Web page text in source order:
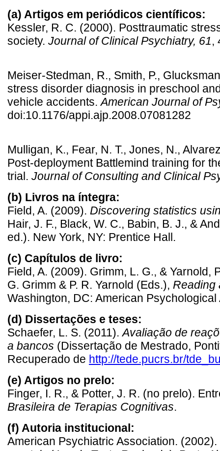
(a) Artigos em periódicos científicos:
Kessler, R. C. (2000). Posttraumatic
society. Journal of Clinical Psychiatry, 61,
Meiser-Stedman, R., Smith, P.,
stress disorder diagnosis in preschool
vehicle accidents.American Journal of
doi:10.1176/appi.ajp.2008.07081282
Mulligan, K., Fear, N. T., Jones, N.,
Post-deployment Battlemind training for
trial. Journal of Consulting and Clinical
(b) Livros na íntegra:
Field, A. (2009). Discovering statistics
Hair, J. F., Black, W. C., Babin, B. J., &
ed.). New York, NY: Prentice Hall.
(c) Capítulos de livro:
Field, A. (2009). Grimm, L. G., & Yarnold,
G. Grimm & P. R. Yarnold (Eds.), Reading
Washington, DC: American Psychological
(d) Dissertações e teses:
Schaefer, L. S. (2011).Avaliação de
a bancos (Dissertação de Mestrado,
Recuperado de http://tede.pucrs.br/
(e) Artigos no prelo:
Finger, I. R., & Potter, J. R. (no prelo).
Brasileira de Terapias Cognitivas.
(f) Autoria institucional:
American Psychiatric Association. (2002).